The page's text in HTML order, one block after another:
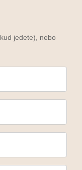
jedete), nebo